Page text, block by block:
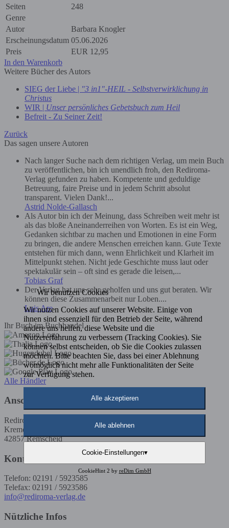
Seiten
248
Genre
Autor
Barbara Knogler
Erscheinungsdatum 05.06.2026
Preis
EUR 12,95
In den Warenkorb
Weitere Bücher des Autors
SIEG der Liebe | "3 in1"-HEIL - Selbstverwirklichung in
Christus
WIR | Unser persönliches Gebetsbuch zum Heil
Befreit - Zu Seiner Zeit!
Zurück
Das sagen unsere Autoren
Nach langer Suche nach dem richtigen Verlag, um mein Buch
zu veröffentlichen, bin ich unendlich froh, den Rediroma-
Verlag gefunden zu haben. Kompetente und geduldige
Betreuung, faire Preise und in jedem Schritt absolut
transparent. Vielen Dank!...
Astrid Nolde-Gallasch
Als Autor bin ich der Meinung, dass Schreiben weit mehr ist
als das bloße Aneinanderreihen von Worten. Es ist ein Weg,
Gedanken sichtbar zu machen und Emotionen in eine Form
zu bringen, die andere Menschen erreichen kann. Gute Texte
entstehen für mich dann, wenn Ehrlichkeit und Klarheit im
Mittelpunkt stehen. Nicht jede Geschichte muss laut oder
spektakulär sein – oft sind es gerade die leisen,...
Tobias Graf
Der Verlag hat uns sehr geholfen und uns gut beraten. Wir
können diese Zusammenarbeit nur Loben....
Luis Are
Ihr Buch im Buchhandel
Alle Händler
Anschrift
Rediroma-Verlag
Kremenholler Str. 53
42857 Remscheid
Kontakt
Telefon: 02191 / 5923585
Telefax: 02191 / 5923586
info@rediroma-verlag.de
Nützliche Infos
Wir benutzen Cookies
Wir nutzen Cookies auf unserer Website. Einige von
ihnen sind essenziell für den Betrieb der Seite, während
andere uns helfen, diese Website und die
Nutzererfahrung zu verbessern (Tracking Cookies). Sie
können selbst entscheiden, ob Sie die Cookies zulassen
möchten. Bitte beachten Sie, dass bei einer Ablehnung
womöglich nicht mehr alle Funktionalitäten der Seite
zur Verfügung stehen.
Alle akzeptieren
Alle ablehnen
Cookie-Einstellungen▾
CookieHint 2 by reDim GmbH